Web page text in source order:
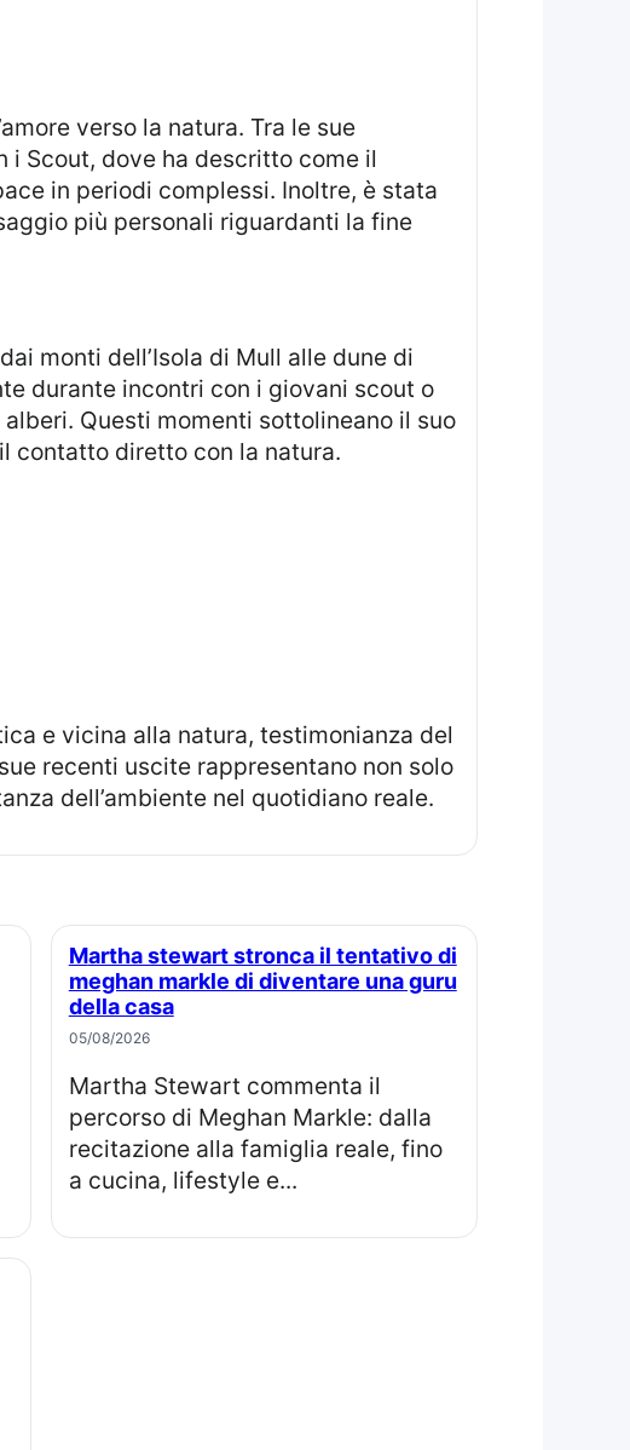
Scout, dove ha descritto come il
in periodi complessi. Inoltre, è stata
più personali riguardanti la fine
durante incontri con i giovani scout o
Questi momenti sottolineano il suo
contatto diretto con la natura.
recenti uscite rappresentano non solo
dell’ambiente nel quotidiano reale.
Martha stewart stronca il tentativo di
meghan markle di diventare una guru
della casa
05/08/2026
Martha Stewart commenta il
percorso di Meghan Markle: dalla
recitazione alla famiglia reale, fino
a cucina, lifestyle e...